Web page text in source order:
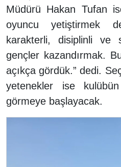
Müdürü Hakan Tufan
oyuncu yetiştirmek
karakterli, disiplinli ve
gençler kazandırmak.
açıkça gördük.” dedi.
yetenekler ise kulübün
görmeye başlayacak.